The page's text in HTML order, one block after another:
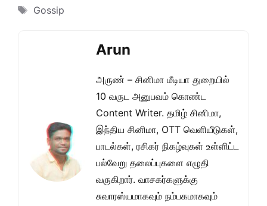
Tags
Gossip
Arun
அருண் – சினிமா மீடியா துறையில்
10 வருட அனுபவம் கொண்ட
Content Writer. தமிழ் சினிமா,
இந்திய சினிமா, OTT வெளியீடுகள்,
பாடல்கள், ரசிகர் நிகழ்வுகள் உள்ளிட்ட
பல்வேறு தலைப்புகளை எழுதி
வருகிறார். வாசகர்களுக்கு
சுவாரஸ்யமாகவும் நம்பகமாகவும்